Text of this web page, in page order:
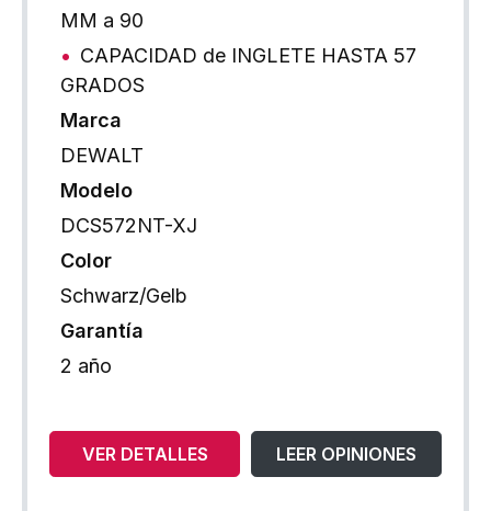
MM a 90
CAPACIDAD de INGLETE HASTA 57
GRADOS
Marca
DEWALT
Modelo
DCS572NT-XJ
Color
Schwarz/Gelb
Garantía
2 año
VER DETALLES LEER OPINIONES